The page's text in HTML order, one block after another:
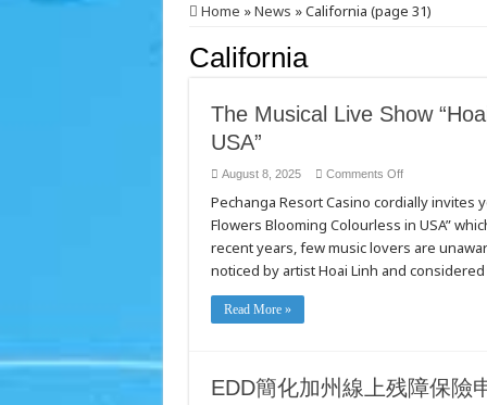
Home »News »California (page 31)
California
The Musical Live Show
USA”
August 8, 2025 Comments Offon
Musical
Live
Show
Lam
–
Flowers
Pechanga Resort Casino cordially invites
Flowers Blooming Colourless in USA”
recent years, few music lovers are
noticed by artist Hoai Linh and
Read More »
EDD簡化加州線上残障保險